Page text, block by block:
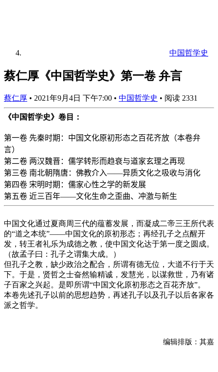
中国哲学史
蔡仁厚《中国哲学史》第一卷 弁言
蔡仁厚 • 2021年9月4日 下午7:00 • 中国哲学史 • 阅读 2331
《中国哲学史》卷目：
第一卷 先秦时期：中国文化原初形态之百花齐放（本卷弁
言）
第二卷 两汉魏晋：儒学转形而趋衰与道家玄理之再现
第三卷 南北朝隋唐：佛教介入——异质文化之吸收与消化
第四卷 宋明时期：儒家心性之学的新发展
第五卷 近三百年——文化生命之歪曲、冲激与新生
中国文化通过夏商周三代的蕴蓄发展，而凝成二帝三王所代表
的“道之本统”——中国文化的原初形态；再经孔子之点醒开
发，转王者礼乐为成德之教，使中国文化达于第一度之圆成。
（故孟子曰：孔子之谓集大成。
）
但孔子之教，缺少政治之配合，所谓有德无位，大道不行于天
下。于是，贤哲之士奋然输精诚，发慧光，以谋救世，乃有诸
子百家之兴起。是即所谓“中国文化原初形态之百花齐放”。
本卷先述孔子以前的思想趋势，再述孔子以及孔子以后各家各
派之哲学。
编辑排版：其嘉